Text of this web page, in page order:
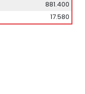
881.400
17.580